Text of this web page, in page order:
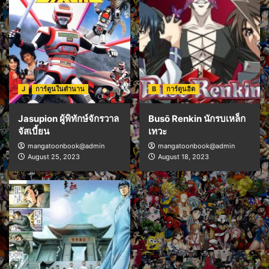
J การ์ตูนในตำนาน
Jasupion ผู้พิทักษ์จักรวาล
จัสเบี้ยน
mangatoonbook@admin
August 25, 2023
B การ์ตูนฮิต
Busō Renkin นักรบเหล็ก
เทวะ
mangatoonbook@admin
August 18, 2023